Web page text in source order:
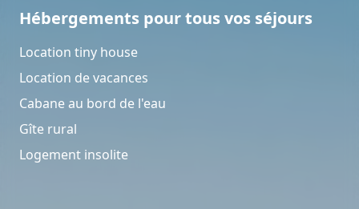
Hébergements pour tous vos séjours
Location tiny house
Location de vacances
Cabane au bord de l'eau
Gîte rural
Logement insolite